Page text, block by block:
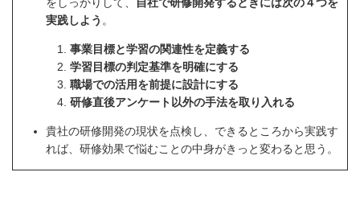
実践しよう 。
事業目標と学習の関連性を定義する
学習目標の判定基準を明確にする
職場での活用を前提に設計にする
研修直後アンケート以外の手法を取り入れる
貴社の研修開発の現状を点検し、できるところから実践す
れば、研修効果で悩むことの中身がきっと変わると思う。